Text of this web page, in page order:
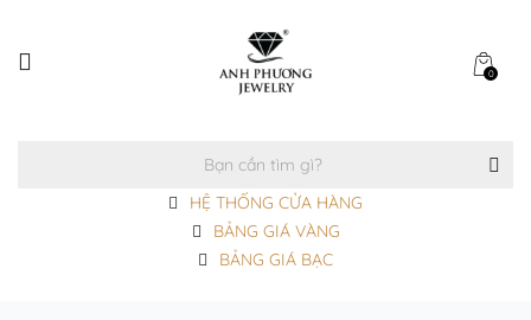
0
HỆ THỐNG CỬA HÀNG
BẢNG GIÁ VÀNG
BẢNG GIÁ BẠC